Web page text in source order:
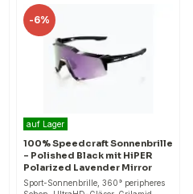
-6%
auf Lager
100% Speedcraft Sonnenbrille
– Polished Black mit HiPER
Polarized Lavender Mirror
Sport-Sonnenbrille, 360° peripheres